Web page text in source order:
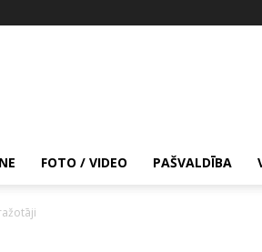
FOTO / VIDEO PAŠVALDĪBA